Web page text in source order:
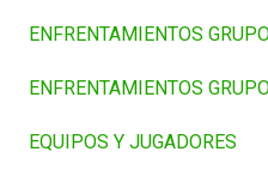
ENFRENTAMIENTOS
ENFRENTAMIENTOS
EQUIPOS Y JUGADORES